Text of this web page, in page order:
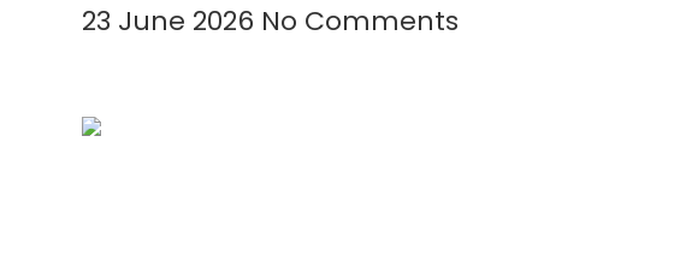
23 June 2026 No Comments